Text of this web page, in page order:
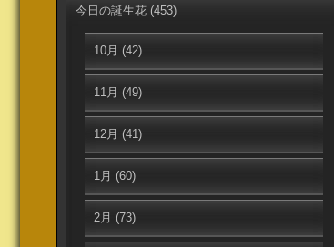
今日の誕生花 (453)
10月 (42)
11月 (49)
12月 (41)
1月 (60)
2月 (73)